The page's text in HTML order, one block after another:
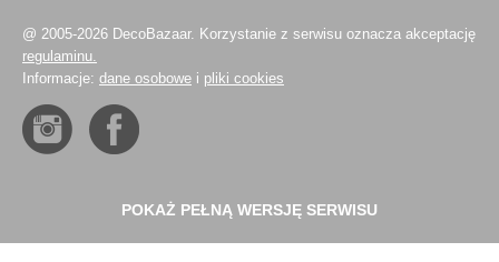
@ 2005-2026 DecoBazaar. Korzystanie z serwisu oznacza akceptację
regulaminu.
Informacje: dane osobowe i pliki cookies
POKAŻ PEŁNĄ WERSJĘ SERWISU